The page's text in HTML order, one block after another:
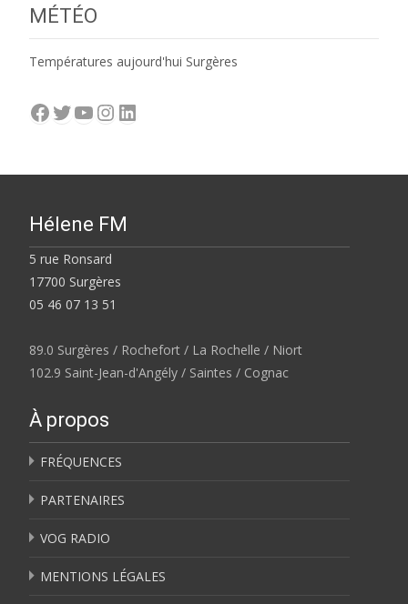
MÉTÉO
Températures aujourd'hui Surgères
Facebook
Twitter
YouTube
Instagram
LinkedIn
Hélene FM
5 rue Ronsard
17700 Surgères
05 46 07 13 51
89.0 Surgères / Rochefort / La Rochelle / Niort
102.9 Saint-Jean-d'Angély / Saintes / Cognac
À propos
FRÉQUENCES
PARTENAIRES
VOG RADIO
MENTIONS LÉGALES